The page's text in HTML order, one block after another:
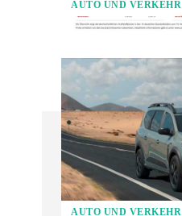
AUTO UND VERKEHR
AUTO UND VERKEHR